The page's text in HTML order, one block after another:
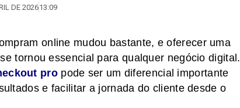
DE 202613:09
online mudou bastante, e oferecer uma
tornou essencial para qualquer negócio digital.
propode ser um diferencial importante
e facilitar a jornada do cliente desde o